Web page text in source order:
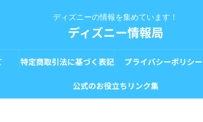
ディズニーの情報を集めています！
ディズニー情報局
特定商取引法に基づく表記 プライバシーポリシー
公式のお役立ちリンク集